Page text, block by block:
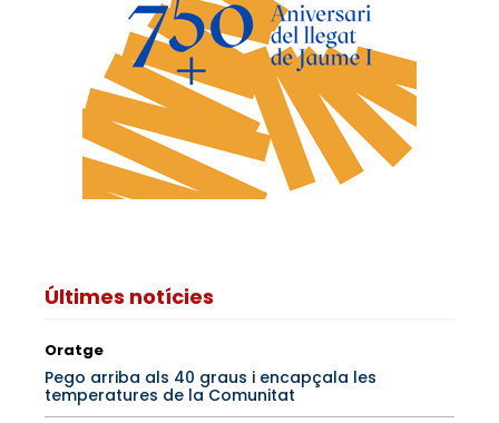
Últimes notícies
Oratge
Pego arriba als 40 graus i encapçala les
temperatures de la Comunitat